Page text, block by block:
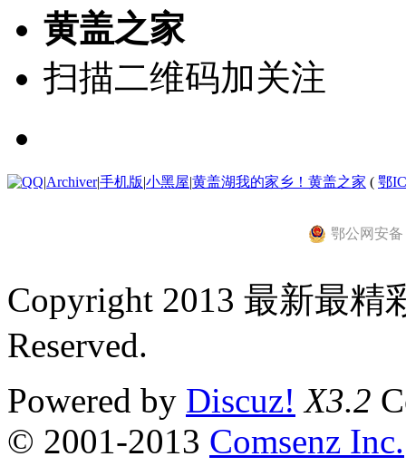
黄盖之家
扫描二维码加关注
|Archiver|手机版|小黑屋|黄盖湖我的家乡！黄盖之家 ( 鄂
鄂公网安备
Copyright 2013 最新最
Reserved.
Powered by Discuz! X3.2
© 2001-2013 Comsenz Inc.